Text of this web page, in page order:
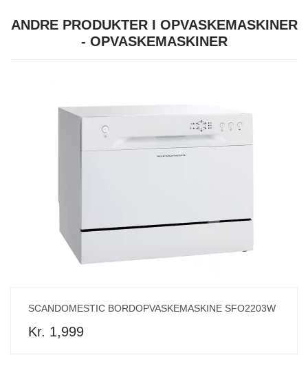
ANDRE PRODUKTER I OPVASKEMASKINER
- OPVASKEMASKINER
SCANDOMESTIC BORDOPVASKEMASKINE SFO2203W
Kr. 1,999